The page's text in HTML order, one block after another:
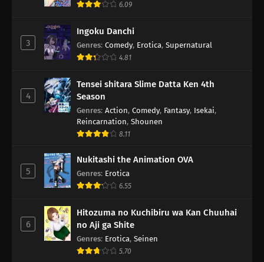
6.09
3
Ingoku Danchi
Genres: Comedy, Erotica, Supernatural
4.81
4
Tensei shitara Slime Datta Ken 4th
Season
Genres: Action, Comedy, Fantasy, Isekai,
Reincarnation, Shounen
8.11
5
Nukitashi the Animation OVA
Genres: Erotica
6.55
6
Hitozuma no Kuchibiru wa Kan Chuuhai
no Aji ga Shite
Genres: Erotica, Seinen
5.70